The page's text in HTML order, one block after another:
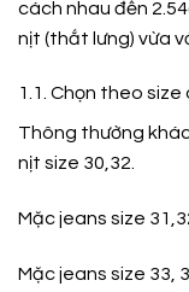
cách nhau đến
nịt (thắt lưng) vừa
1.1. Chọn theo size
Thông thường
nịt size 30,32.
Mặc jeans size
Mặc jeans size 33,